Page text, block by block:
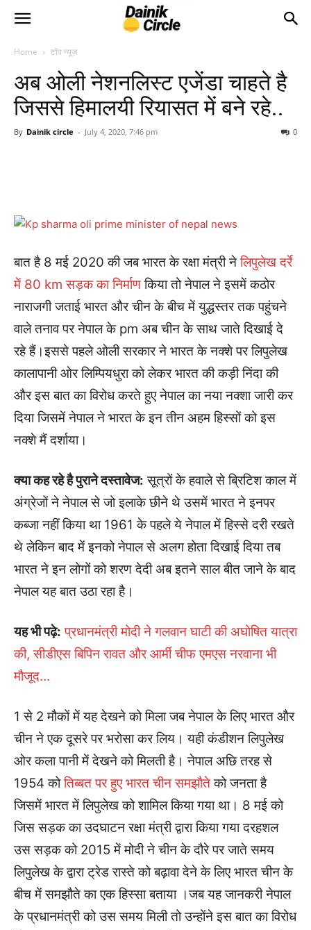
Home टॉप न्यूज़
अब ओली नेशनलिस्ट एजेंडा चाहते है
जिससे हिमालयी रियासत में बने रहे..
By Dainik circle - July 4, 2020, 7:46 pm 0
बात है 8 मई 2020 की जब भारत के रक्षा मंत्री नेलिपुलेख दर्रे
में 80 km सड़क का निर्माणकिया तो नेपाल ने इसमें कठोर
नाराजगी जताई भारत और चीन के बीच में युद्धस्तर तक पहुंचने
वाले तनाव पर नेपाल के pm अब चीन के साथ जाते दिखाई दे
रहे हैं।इससे पहले ओली सरकार ने भारत के नक्शे पर लिपुलेख
कालापानी ओर लिम्पियधुरा को लेकर भारत की कड़ी निंदा की
और इस बात का विरोध करते हुए नेपाल का नया नक्शा जारी कर
दिया जिसमें नेपाल ने भारत के इन तीन अहम हिस्सों को इस
नक्शे मैं दर्शाया।
क्या कह रहे है पुराने दस्तावेज: सूत्रों के हवाले से ब्रिटिश काल में
अंग्रेजों ने नेपाल से जो इलाके छीने थे उसमें भारत ने इनपर
कब्जा नहीं किया था 1961 के पहले ये नेपाल में हिस्से दरी रखते
थे लेकिन बाद में इनको नेपाल से अलग होता दिखाई दिया तब
भारत ने इन लोगों को शरण देदी अब इतने साल बीत जाने के बाद
नेपाल यह बात उठा रहा है।
यह भी पढ़े: प्रधानमंत्री मोदी ने गलवान घाटी की अघोषित यात्रा
की, सीडीएस बिपिन रावत और आर्मी चीफ एमएस नरवाना भी
मौजूद…
1 से 2 मौकों में यह देखने को मिला जब नेपाल के लिए भारत और
चीन ने एक दूसरे पर भरोसा कर लिय। यही कंडीशन लिपुलेख
ओर कला पानी में देखने को मिलती है। नेपाल अछि तरह से
1954 कोतिब्बत पर हुए भारत चीन समझौतेको जनता है
जिसमें भारत में लिपुलेख को शामिल किया गया था। 8 मई को
जिस सड़क का उदघाटन रक्षा मंत्री द्वारा किया गया दरहशल
उस सड़क को 2015 में मोदी ने चीन के दौरे पर जाते समय
लिपुलेख के द्वारा ट्रेड रास्ते को बढ़ावा देने के लिए भारत चीन के
बीच में समझौते का एक हिस्सा बताया ।जब यह जानकरी नेपाल
के प्रधानमंत्री को उस समय मिली तो उन्होंने इस बात का विरोध